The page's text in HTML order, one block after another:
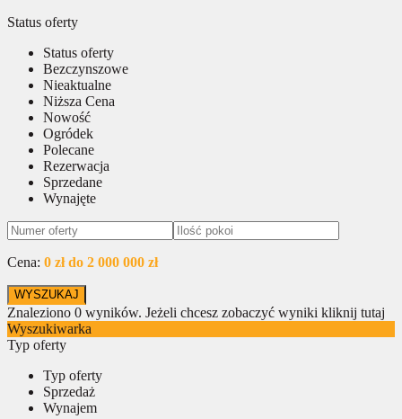
Status oferty
Status oferty
Bezczynszowe
Nieaktualne
Niższa Cena
Nowość
Ogródek
Polecane
Rezerwacja
Sprzedane
Wynajęte
Cena: 0 zł do 2 000 000 zł
Znaleziono 0 wyników. Jeżeli chcesz zobaczyć wyniki kliknij tutaj
Wyszukiwarka
Typ oferty
Typ oferty
Sprzedaż
Wynajem